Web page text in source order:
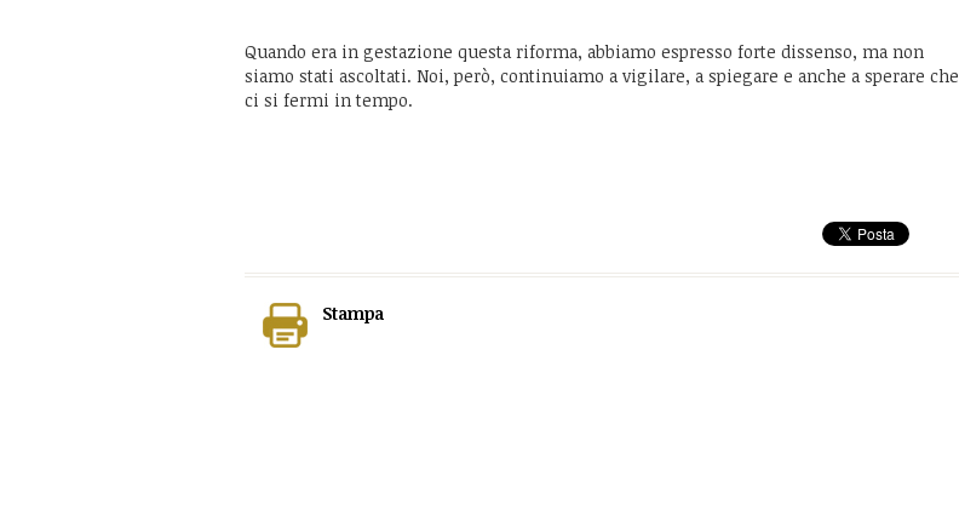
Quando era in gestazione questa riforma, abbiamo espresso forte dissenso, ma non
siamo stati ascoltati. Noi, però, continuiamo a vigilare, a spiegare e anche a sperare che
ci si fermi in tempo.
Stampa